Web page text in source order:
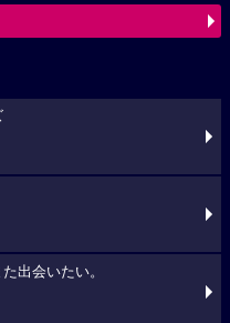
出会いたい。